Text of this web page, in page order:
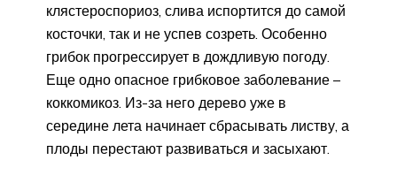
клястероспориоз, слива испортится до самой
косточки, так и не успев созреть. Особенно
грибок прогрессирует в дождливую погоду.
Еще одно опасное грибковое заболевание –
коккомикоз. Из-за него дерево уже в
середине лета начинает сбрасывать листву, а
плоды перестают развиваться и засыхают.